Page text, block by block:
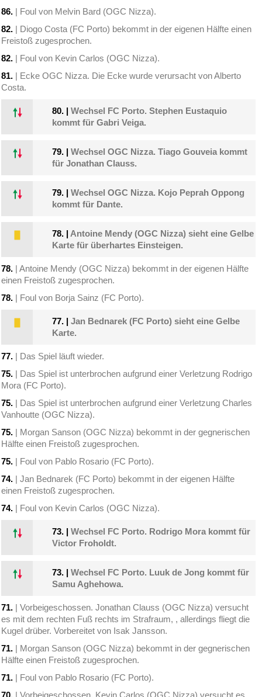
86. | Foul von Melvin Bard (OGC Nizza).
82. | Diogo Costa (FC Porto) bekommt in der eigenen Hälfte einen
Freistoß zugesprochen.
82. | Foul von Kevin Carlos (OGC Nizza).
81. | Ecke OGC Nizza. Die Ecke wurde verursacht von Alberto
Costa.
80. |Wechsel FC Porto. Stephen Eustaquio
kommt für Gabri Veiga.
79. |Wechsel OGC Nizza. Tiago Gouveia kommt
für Jonathan Clauss.
79. |Wechsel OGC Nizza. Kojo Peprah Oppong
kommt für Dante.
78. | Antoine Mendy (OGC Nizza) sieht eine Gelbe
Karte für überhartes Einsteigen.
78. | Antoine Mendy (OGC Nizza) bekommt in der eigenen Hälfte
einen Freistoß zugesprochen.
78. | Foul von Borja Sainz (FC Porto).
77. |Jan Bednarek (FC Porto) sieht eine Gelbe
Karte.
77. | Das Spiel läuft wieder.
75. | Das Spiel ist unterbrochen aufgrund einer Verletzung Rodrigo
Mora (FC Porto).
75. | Das Spiel ist unterbrochen aufgrund einer Verletzung Charles
Vanhoutte (OGC Nizza).
75. | Morgan Sanson (OGC Nizza) bekommt in der gegnerischen
Hälfte einen Freistoß zugesprochen.
75. | Foul von Pablo Rosario (FC Porto).
74. | Jan Bednarek (FC Porto) bekommt in der eigenen Hälfte
einen Freistoß zugesprochen.
74. | Foul von Kevin Carlos (OGC Nizza).
73. |Wechsel FC Porto. Rodrigo Mora kommt für
Victor Froholdt.
73. |Wechsel FC Porto. Luuk de Jong kommt für
Samu Aghehowa.
71. | Vorbeigeschossen. Jonathan Clauss (OGC Nizza) versucht
es mit dem rechten Fuß rechts im Strafraum, , allerdings fliegt die
Kugel drüber. Vorbereitet von Isak Jansson.
71. | Morgan Sanson (OGC Nizza) bekommt in der gegnerischen
Hälfte einen Freistoß zugesprochen.
71. | Foul von Pablo Rosario (FC Porto).